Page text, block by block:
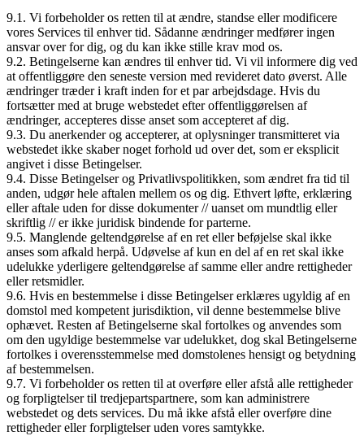
9.1. Vi forbeholder os retten til at ændre, standse eller modificere
vores Services til enhver tid. Sådanne ændringer medfører ingen
ansvar over for dig, og du kan ikke stille krav mod os.
9.2. Betingelserne kan ændres til enhver tid. Vi vil informere dig ved
at offentliggøre den seneste version med revideret dato øverst. Alle
ændringer træder i kraft inden for et par arbejdsdage. Hvis du
fortsætter med at bruge webstedet efter offentliggørelsen af
ændringer, accepteres disse anset som accepteret af dig.
9.3. Du anerkender og accepterer, at oplysninger transmitteret via
webstedet ikke skaber noget forhold ud over det, som er eksplicit
angivet i disse Betingelser.
9.4. Disse Betingelser og Privatlivspolitikken, som ændret fra tid til
anden, udgør hele aftalen mellem os og dig. Ethvert løfte, erklæring
eller aftale uden for disse dokumenter // uanset om mundtlig eller
skriftlig // er ikke juridisk bindende for parterne.
9.5. Manglende geltendgørelse af en ret eller beføjelse skal ikke
anses som afkald herpå. Udøvelse af kun en del af en ret skal ikke
udelukke yderligere geltendgørelse af samme eller andre rettigheder
eller retsmidler.
9.6. Hvis en bestemmelse i disse Betingelser erklæres ugyldig af en
domstol med kompetent jurisdiktion, vil denne bestemmelse blive
ophævet. Resten af Betingelserne skal fortolkes og anvendes som
om den ugyldige bestemmelse var udelukket, dog skal Betingelserne
fortolkes i overensstemmelse med domstolenes hensigt og betydning
af bestemmelsen.
9.7. Vi forbeholder os retten til at overføre eller afstå alle rettigheder
og forpligtelser til tredjepartspartnere, som kan administrere
webstedet og dets services. Du må ikke afstå eller overføre dine
rettigheder eller forpligtelser uden vores samtykke.